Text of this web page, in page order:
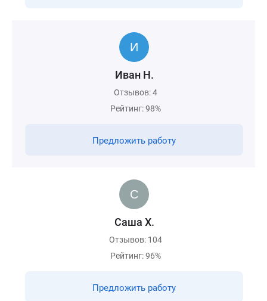
Иван Н.
Отзывов: 4
Рейтинг: 98%
Предложить работу
Саша Х.
Отзывов: 104
Рейтинг: 96%
Предложить работу